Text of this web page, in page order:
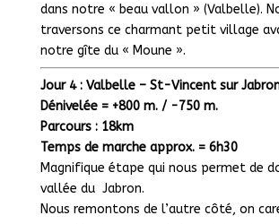
dans notre « beau vallon » (Valbelle).
traversons ce charmant petit village
notre gîte du « Moune ».
Jour 4 : Valbelle – St-Vincent sur
Dénivelée = +800 m. / -750 m.
Parcours : 18km
Temps de marche approx. = 6h30
Magnifique étape qui nous permet de
vallée du Jabron.
Nous remontons de l’autre côté, on